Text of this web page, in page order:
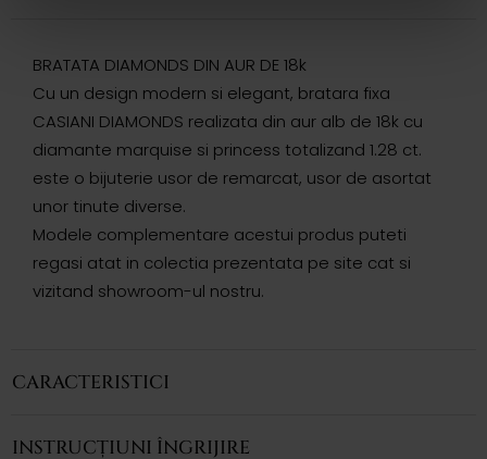
BRATATA DIAMONDS DIN AUR DE 18k
Cu un design modern si elegant, bratara fixa
CASIANI DIAMONDS realizata din aur alb de 18k cu
diamante marquise si princess totalizand 1.28 ct.
este o bijuterie usor de remarcat, usor de asortat
unor tinute diverse.
Modele complementare acestui produs puteti
regasi atat in colectia prezentata pe site cat si
vizitand showroom-ul nostru.
CARACTERISTICI
INSTRUCȚIUNI ÎNGRIJIRE